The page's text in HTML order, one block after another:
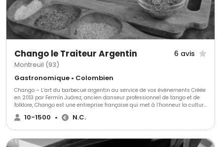
Chango le Traiteur Argentin 6 avis
Montreuil (93)
Gastronomique • Colombien
Chango – L’art du barbecue argentin au service de vos événements Créée
en 2013 par Fermín Juárez, ancien danseur professionnel de tango et de
folklore, Chango est une entreprise française qui met à l’honneur la culture
argentine à travers la gastronomie et l’événementiel. Après une carrière
artistique en Europe, Fermín décide de partager ses racines et sa passion
d’exception, les vins argentins et les recettes traditionnelles. Depuis 2021,
10-1500 • N.C.